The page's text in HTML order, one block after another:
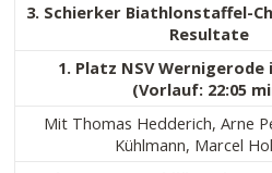
3. Schierker Biathlonstaffel-
Resultate
1. Platz NSV Wernigerode
(Vorlauf: 22:05
Mit Thomas Hedderich, Arne
Kühlmann, Marcel